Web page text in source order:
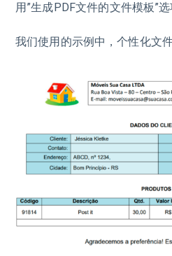
用”生成PDF文件的文件模板”选
我们使用的示例中，个性化文